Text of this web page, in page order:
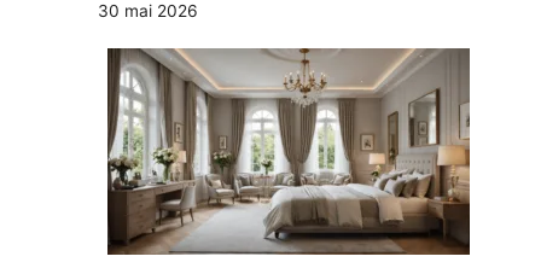
30 mai 2026